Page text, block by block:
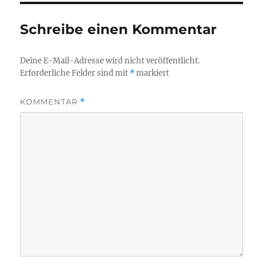
Schreibe einen Kommentar
Deine E-Mail-Adresse wird nicht veröffentlicht.
Erforderliche Felder sind mit *markiert
KOMMENTAR *